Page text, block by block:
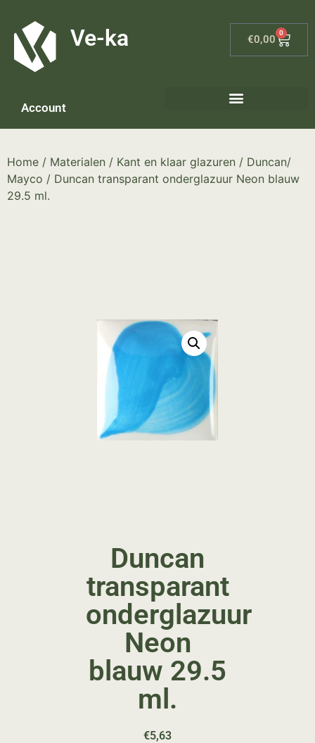
Ve-ka €0,00
0
Account
Home / Materialen / Kant en klaar glazuren / Duncan/
Mayco / Duncan transparant onderglazuur Neon blauw
29.5 ml.
Duncan
transparant
onderglazuur
Neon
blauw 29.5
ml.
€5,63